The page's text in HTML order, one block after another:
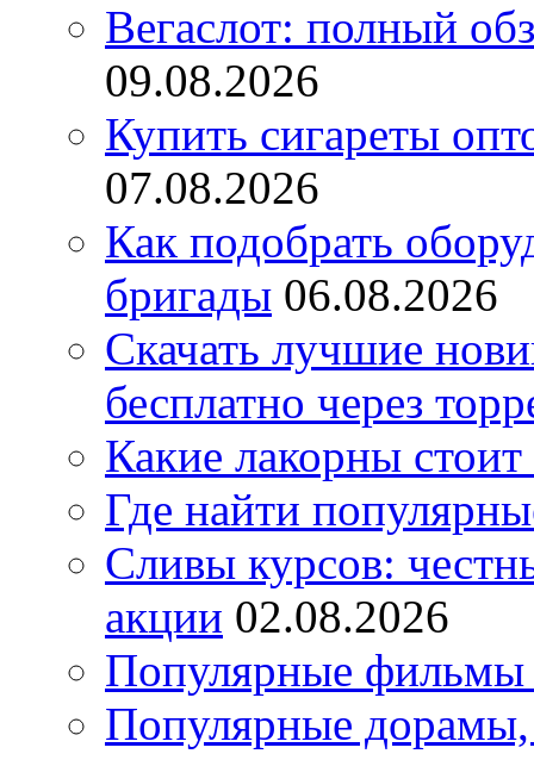
Вегаслот: полный
09.08.2026
Купить сигареты
07.08.2026
Как подобрать
бригады 06.08.2026
Скачать лучшие
бесплатно через
Какие лакорны стоит
Где найти
Сливы курсов:
акции 02.08.2026
Популярные фильмы
Популярные дорамы,